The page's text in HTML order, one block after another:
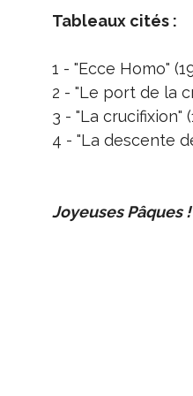
Tableaux cités :
1 - "Ecce Homo"
2 - "Le port de la
3 - "La crucifixion"
4 - "La descente
Joyeuses Pâques !